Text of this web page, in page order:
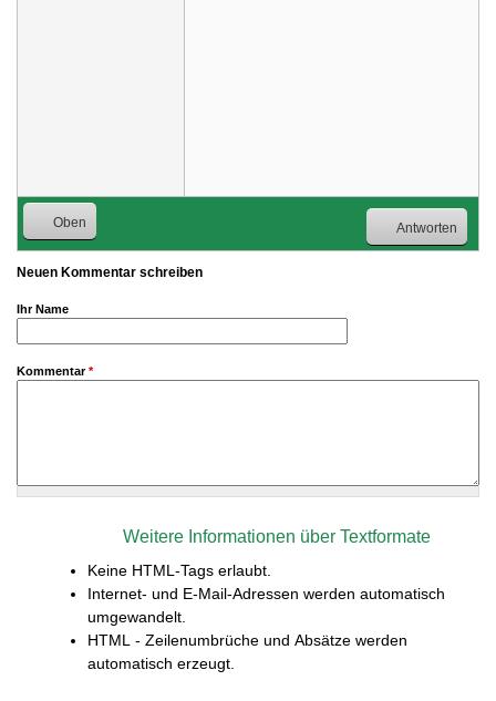
Oben Antworten
Neuen Kommentar schreiben
Ihr Name
Kommentar*
Weitere Informationen über Textformate
Keine HTML-Tags erlaubt.
Internet- und E-Mail-Adressen werden automatisch
umgewandelt.
HTML - Zeilenumbrüche und Absätze werden
automatisch erzeugt.